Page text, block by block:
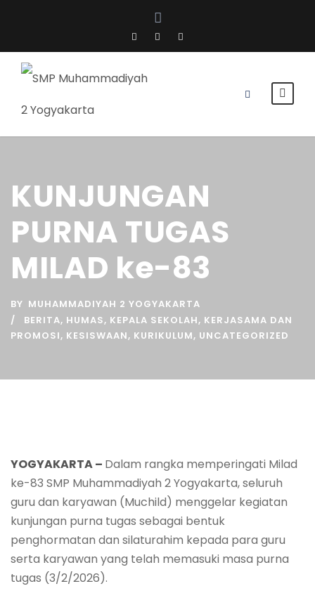
KUNJUNGAN
PURNA TUGAS
MILAD ke-83
BY MUHAMMADIYAH 2 YOGYAKARTA
BERITA, HUMAS, KEPALA SEKOLAH, KERJASAMA DAN
PROMOSI, KESISWAAN, KURIKULUM, UNCATEGORIZED
YOGYAKARTA – Dalam rangka memperingati Milad
ke-83 SMP Muhammadiyah 2 Yogyakarta, seluruh
guru dan karyawan (Muchild) menggelar kegiatan
kunjungan purna tugas sebagai bentuk
penghormatan dan silaturahim kepada para guru
serta karyawan yang telah memasuki masa purna
tugas (3/2/2026).